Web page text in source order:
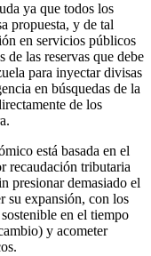
ya que todos los
propuesta, y de tal
en servicios públicos
de las reservas que debe
para inyectar divisas
en búsquedas de la
de los
está basada en el
recaudación tributaria
presionar demasiado el
su expansión, con los
en el tiempo
y acometer